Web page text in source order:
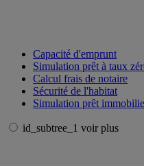
Capacité d'emprunt
Simulation prêt à taux
Calcul frais de notaire
Sécurité de l'habitat
Simulation prêt
id_subtree_1 voir plus